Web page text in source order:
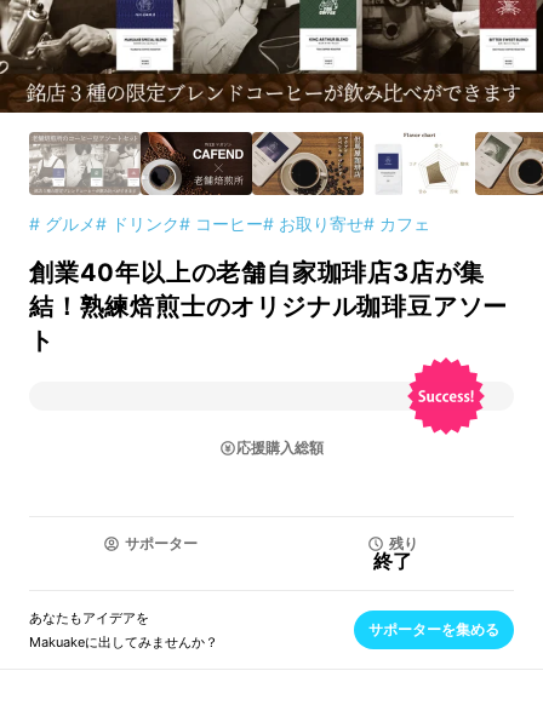
# グルメ# ドリンク# コーヒー# お取り寄せ# カフェ
創業40年以上の老舗自家珈琲店3店が集
結！熟練焙煎士のオリジナル珈琲豆アソー
ト
応援購入総額
サポーター 残り
終了
あなたもアイデアを
Makuakeに出してみませんか？
サポーターを集める